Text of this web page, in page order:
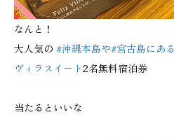
なんと！
大人気の #沖縄本島や#宮古島にある
ヴィラスイート2名無料宿泊券
当たるといいな